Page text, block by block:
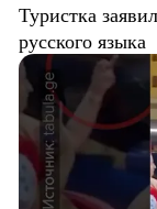
Туристка
русского языка